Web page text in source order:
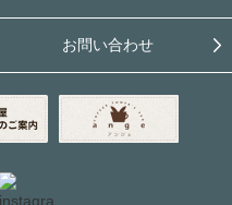
お問い合わせ